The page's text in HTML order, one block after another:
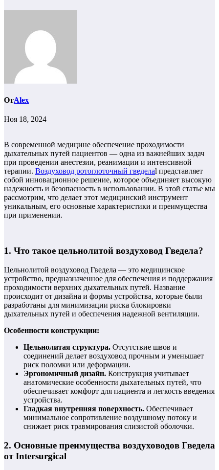
ОтAlex
Ноя 18, 2024
В современной медицине обеспечение проходимости
дыхательных путей пациентов — одна из важнейших задач
при проведении анестезии, реанимации и интенсивной
терапии. Воздуховод ротоглоточный гведелаl представляет
собой инновационное решение, которое объединяет высокую
надежность и безопасность в использовании. В этой статье мы
рассмотрим, что делает этот медицинский инструмент
уникальным, его основные характеристики и преимущества
при применении.
1. Что такое цельнолитой воздуховод Гведела?
Цельнолитой воздуховод Гведела — это медицинское
устройство, предназначенное для обеспечения и поддержания
проходимости верхних дыхательных путей. Название
происходит от дизайна и формы устройства, которые были
разработаны для минимизации риска блокировки
дыхательных путей и обеспечения надежной вентиляции.
Особенности конструкции:
Цельнолитая структура. Отсутствие швов и
соединений делает воздуховод прочным и уменьшает
риск поломки или деформации.
Эргономичный дизайн. Конструкция учитывает
анатомические особенности дыхательных путей, что
обеспечивает комфорт для пациента и легкость введения
устройства.
Гладкая внутренняя поверхность. Обеспечивает
минимальное сопротивление воздушному потоку и
снижает риск травмирования слизистой оболочки.
2. Основные преимущества воздуховодов Гведела
от Intersurgical